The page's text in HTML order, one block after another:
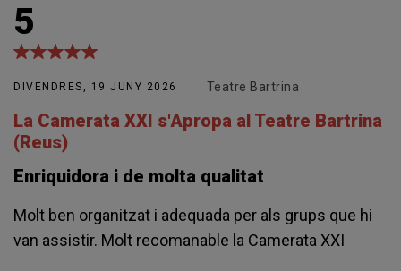
5
DIVENDRES, 19 JUNY 2026 Teatre Bartrina
La Camerata XXI s'Apropa al Teatre Bartrina
(Reus)
Enriquidora i de molta qualitat
Molt ben organitzat i adequada per als grups que hi
van assistir. Molt recomanable la Camerata XXI